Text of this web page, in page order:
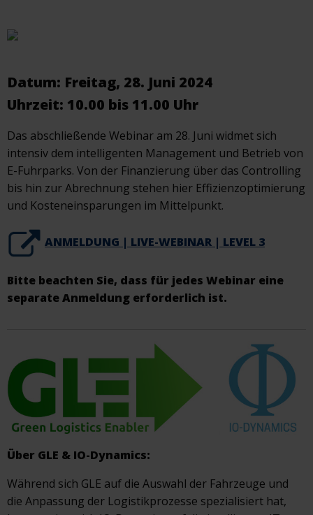
Datum: Freitag, 28. Juni 2024
Uhrzeit: 10.00 bis 11.00 Uhr
Das abschließende Webinar am 28. Juni widmet sich
intensiv dem intelligenten Management und Betrieb von
E-Fuhrparks. Von der Finanzierung über das Controlling
bis hin zur Abrechnung stehen hier Effizienzoptimierung
und Kosteneinsparungen im Mittelpunkt.
ANMELDUNG | LIVE-WEBINAR | LEVEL 3
Bitte beachten Sie, dass für jedes Webinar eine
separate Anmeldung erforderlich ist.
Über GLE & IO-Dynamics:
Während sich GLE auf die Auswahl der Fahrzeuge und
die Anpassung der Logistikprozesse spezialisiert hat,